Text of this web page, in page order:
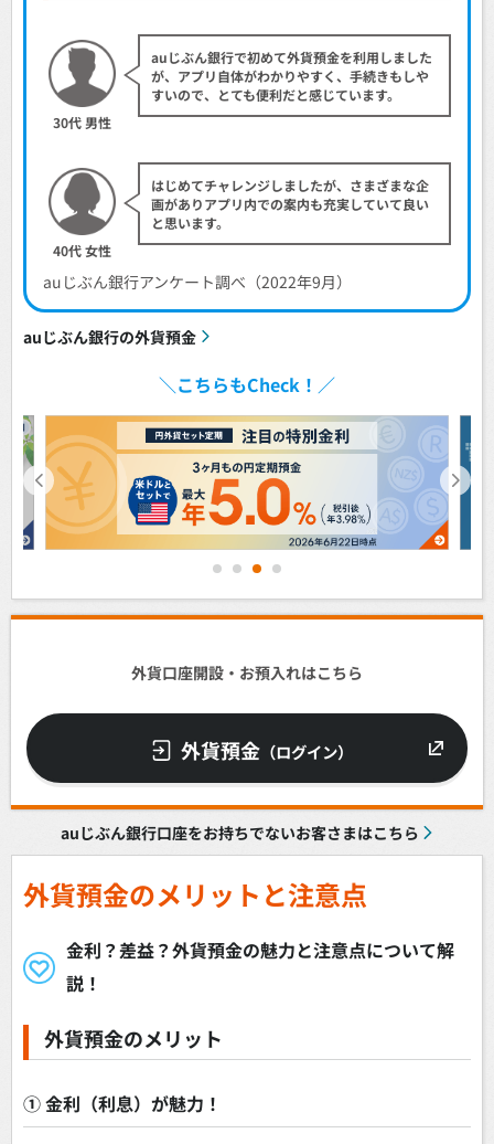
30代 男性
auじぶん銀行で初めて外貨預金を利用しました
が、アプリ自体がわかりやすく、手続きもしや
すいので、とても便利だと感じています。
40代 女性
はじめてチャレンジしましたが、さまざまな企
画がありアプリ内での案内も充実していて良い
と思います。
auじぶん銀行アンケート調べ（2022年9月）
auじぶん銀行の外貨預金
＼こちらもCheck！／
2 3 4
外貨口座開設・お預入れはこちら
外貨預金（ログイン）
auじぶん銀行口座をお持ちでないお客さまはこちら
外貨預金のメリットと注意点
金利？差益？外貨預金の魅力と注意点について解
説！
外貨預金のメリット
① 金利（利息）が魅力！